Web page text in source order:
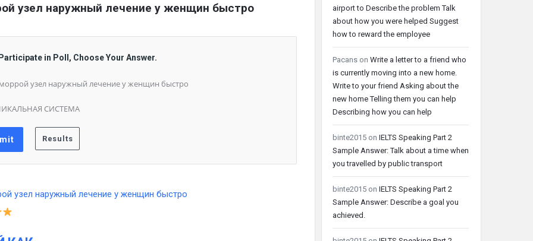
узел наружный лечение у женщин быстро
in Poll, Choose Your Answer.
узел наружный лечение у женщин быстро
СИСТЕМА
airport to Describe the problem Talk
about how you were helped Suggest
how to reward the employee
Pacans on Write a letter to a friend who
is currently moving into a new home.
Write to your friend Asking about the
new home Telling them you can help
Describing how you can help
binte2015 on IELTS Speaking Part 2
Sample Answer: Talk about a time when
you travelled by public transport
binte2015 on IELTS Speaking Part 2
Sample Answer: Describe a goal you
achieved.